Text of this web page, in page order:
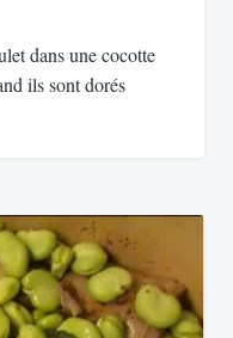
dans une cocotte
ils sont dorés